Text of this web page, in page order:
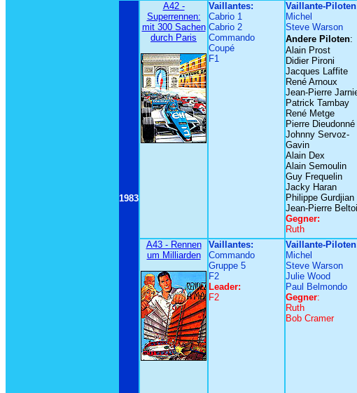
1983
A42 -
Superrennen:
mit 300 Sachen
durch Paris
Vaillantes:
Cabrio 1
Cabrio 2
Commando
Coupé
F1
Vaillante-
Michel
Steve Warson
Andere Piloten:
Alain Prost
Didier Pironi
Jacques Laffite
René Arnoux
Jean-Pierre
Patrick Tambay
René Metge
Pierre Dieudonné
Johnny Servoz-
Gavin
Alain Dex
Alain Semoulin
Guy Frequelin
Jacky Haran
Philippe Gurdjian
Jean-Pierre
Gegner:
Ruth
A43 - Rennen
um Milliarden
Vaillantes:
Commando
Gruppe 5
F2
Leader:
F2
Vaillante-
Michel
Steve Warson
Julie Wood
Paul Belmondo
Gegner:
Ruth
Bob Cramer